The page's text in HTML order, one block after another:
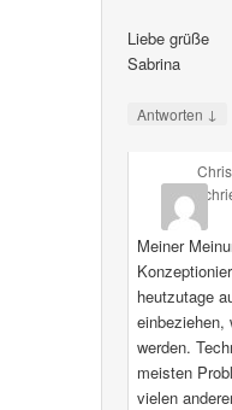
Liebe grüße
Sabrina
Antworten ↓
Meiner
heutzutage
einbeziehen,
werden.
meisten
vielen